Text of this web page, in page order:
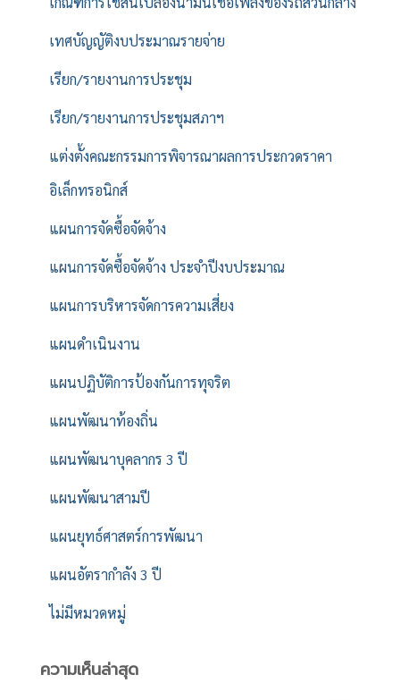
เทศบัญญัติงบประมาณรายจ่าย
เรียก/รายงานการประชุม
เรียก/รายงานการประชุมสภาฯ
แต่งตั้งคณะกรรมการพิจารณาผลการประกวดราคา
อิเล็กทรอนิกส์
แผนการจัดซื้อจัดจ้าง
แผนการจัดซื้อจัดจ้าง ประจำปีงบประมาณ
แผนการบริหารจัดการความเสี่ยง
แผนดำเนินงาน
แผนปฏิบัติการป้องกันการทุจริต
แผนพัฒนาท้องถิ่น
แผนพัฒนาบุคลากร 3 ปี
แผนพัฒนาสามปี
แผนยุทธ์ศาสตร์การพัฒนา
แผนอัตรากำลัง 3 ปี
ไม่มีหมวดหมู่
ความเห็นล่าสุด